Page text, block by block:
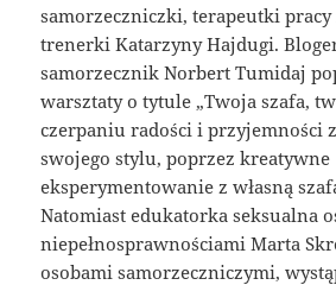
samorzeczniczki, terapeutki pracy
trenerki Katarzyny Hajdugi.
samorzecznik Norbert Tumidaj
warsztaty o tytule „Twoja szafa,
czerpaniu radości i przyjemności
swojego stylu, poprzez kreatywne
eksperymentowanie z własną
Natomiast edukatorka seksualna
niepełnosprawnościami Marta
osobami samorzeczniczymi,